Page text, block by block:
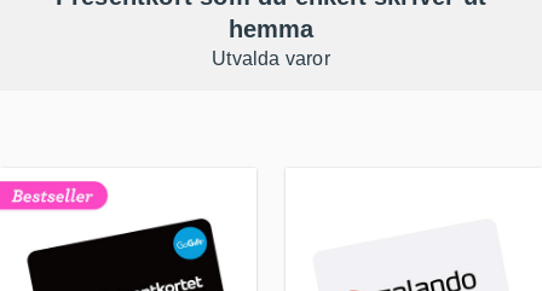
hemma
Utvalda varor